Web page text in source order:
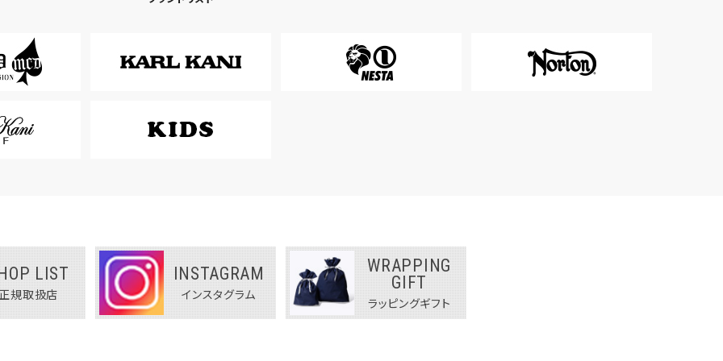
LIST
規取扱店
INSTAGRAM
インスタグラム
WRAPPING
GIFT
ラッピングギフト